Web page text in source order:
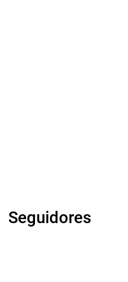
Seguidores